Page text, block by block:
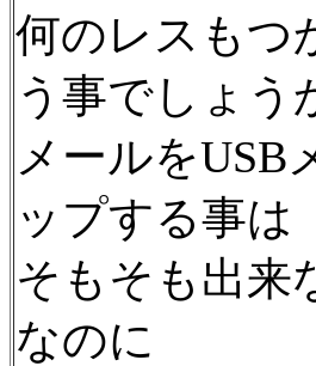
何のレスもつ
う事でしょう
メールをUSB
ップする事は
そもそも出来
なのに